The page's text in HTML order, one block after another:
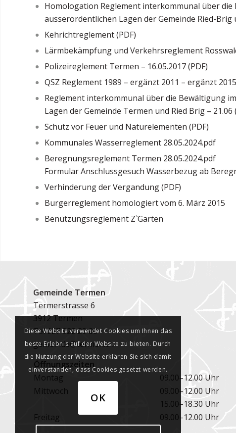
Homologation Reglement interkommunal über
ausserordentlichen Lagen der Gemeinde Ried-Brig
Kehrichtreglement (PDF)
Lärmbekämpfung und Verkehrsreglement
Polizeireglement Termen – 16.05.2017 (PDF)
QSZ Reglement 1989 – ergänzt 2011 – ergänzt
Reglement interkommunal über die Bewältigung
Lagen der Gemeinde Termen und Ried Brig – 21.06
Schutz vor Feuer und Naturelementen (PDF)
Kommunales Wasserreglement 28.05.2024.pdf
Beregnungsreglement Termen 28.05.2024.pdf
Formular Anschlussgesuch Wasserbezug ab
Verhinderung der Vergandung (PDF)
Burgerreglement homologiert vom 6. März 2015
Benützungsreglement Z`Garten
Gemeinde Termen
Termerstrasse 6
3912 Termen
Tel027 922 29 00
gemeinde@termen.ch
Öffnungszeiten
Montag
09.00–12.00 Uhr
Mittwoch
09.00–12.00 Uhr
15.00–18.30 Uhr
Freitag
09.00–12.00 Uhr
Diese Website verwendet Cookies um Ihnen das
beste Erlebnis auf der Website zu bieten. Durch
die Nutzung der Website erklären Sie sich damit
einverstanden, dass Cookies gesetzt werden.
OK